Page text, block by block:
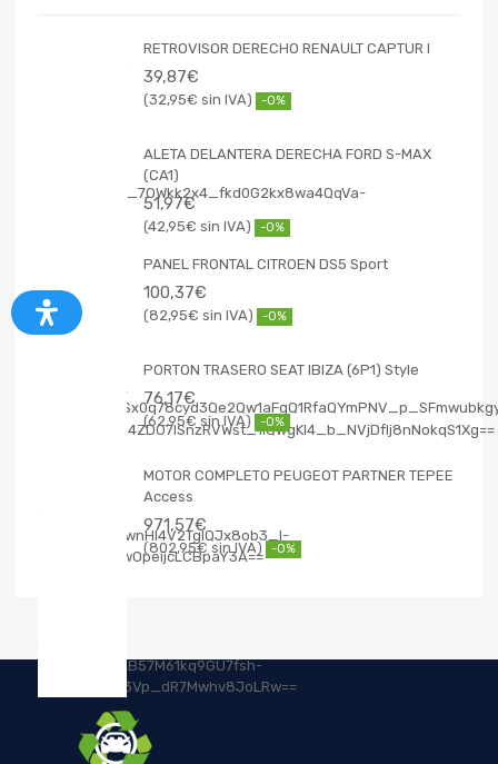
RETROVISOR DERECHO RENAULT CAPTUR I
39,87€
32,95€ -0%
ALETA DELANTERA DERECHA FORD S-MAX
(CA1)
51,97€
42,95€ -0%
PANEL FRONTAL CITROEN DS5 Sport
100,37€
82,95€ -0%
PORTON TRASERO SEAT IBIZA (6P1) Style
76,17€
62,95€ -0%
MOTOR COMPLETO PEUGEOT PARTNER TEPEE
Access
971,57€
802,95€ -0%